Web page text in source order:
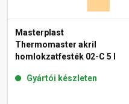
Masterplast
Thermomaster akril
homlokzatfesték 02-C 5 l
Gyártói készleten